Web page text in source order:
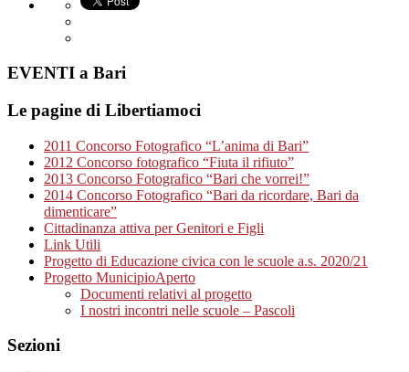
EVENTI a Bari
Le pagine di Libertiamoci
2011 Concorso Fotografico “L’anima di Bari”
2012 Concorso fotografico “Fiuta il rifiuto”
2013 Concorso Fotografico “Bari che vorrei!”
2014 Concorso Fotografico “Bari da ricordare, Bari da
dimenticare”
Cittadinanza attiva per Genitori e Figli
Link Utili
Progetto di Educazione civica con le scuole a.s. 2020/21
Progetto MunicipioAperto
Documenti relativi al progetto
I nostri incontri nelle scuole – Pascoli
Sezioni